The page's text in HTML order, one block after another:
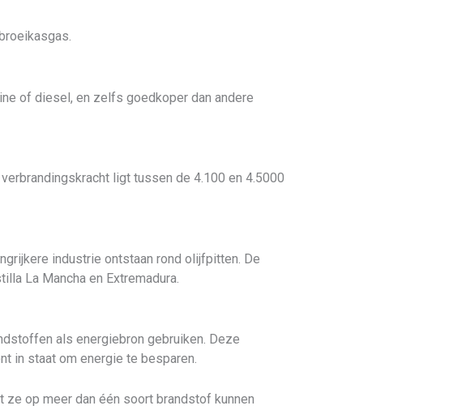
of diesel, en zelfs goedkoper dan andere
ligt tussen de 4.100 en 4.5000
industrie ontstaan rond olijfpitten. De
La Mancha en Extremadura.
als energiebron gebruiken. Deze
in staat om energie te besparen.
op meer dan één soort brandstof kunnen